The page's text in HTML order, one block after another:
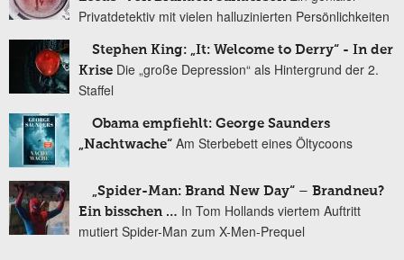
Privatdetektiv mit vielen halluzinierten Persönlichkeiten
Stephen King: „It: Welcome to Derry“ - In der
Krise Die „große Depression“ als Hintergrund der 2.
Staffel
Obama empfiehlt: George Saunders
„Nachtwache“ Am Sterbebett eines Öltycoons
„Spider-Man: Brand New Day“ – Brandneu?
Ein bisschen … In Tom Hollands viertem Auftritt
mutiert Spider-Man zum X-Men-Prequel